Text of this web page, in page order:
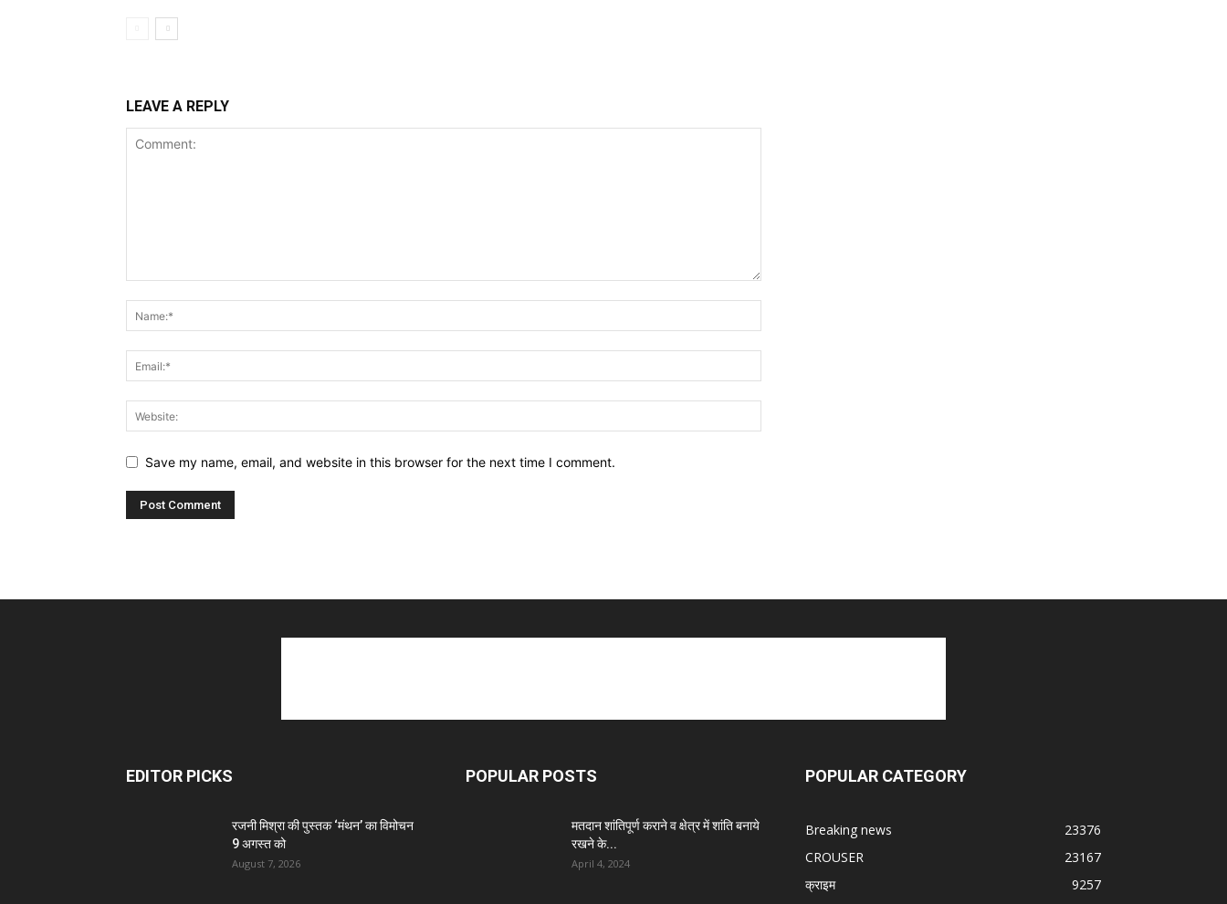
LEAVE A REPLY
Save my name, email, and website in this browser for the next time I comment.
EDITOR PICKS
रजनी मिश्रा की पुस्तक ‘मंथन’ का विमोचन
9 अगस्त को
August 7, 2026
POPULAR POSTS
मतदान शांतिपूर्ण कराने व क्षेत्र में शांति बनाये
रखने के...
April 4, 2024
POPULAR CATEGORY
Breaking news
23376
CROUSER
23167
क्राइम
9257